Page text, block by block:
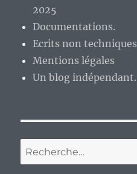
2025
Documentations.
Ecrits non
Mentions légales
Un blog indépendant.
Recherche
pour :